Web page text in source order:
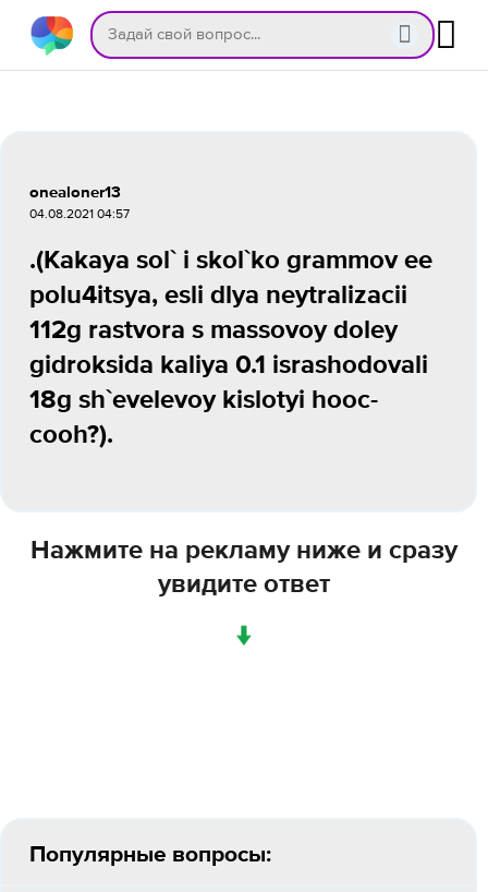
onealoner13
04.08.2021 04:57
.(Kakaya sol` i skol`ko grammov ee
polu4itsya, esli dlya neytralizacii
112g rastvora s massovoy doley
gidroksida kaliya 0.1 israshodovali
18g sh`evelevoy kislotyi hooc-
cooh?).
Нажмите на рекламу ниже и сразу
увидите ответ
↓
Популярные вопросы: